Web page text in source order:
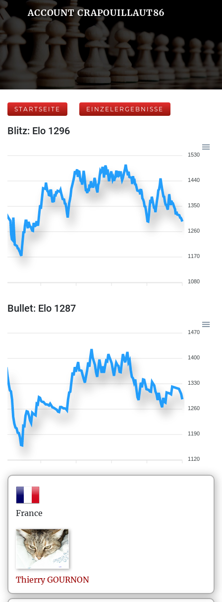
ACCOUNT CRAPOUILLAUT86
STARTSEITE EINZELERGEBNISSE
Blitz: Elo 1296
1530
1440
1350
1260
1170
1080
Bullet: Elo 1287
1470
1400
1330
1260
1190
1120
France
Thierry GOURNON